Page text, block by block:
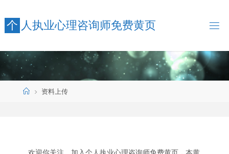
个 人执业心理咨询师免费黄页
资料上传